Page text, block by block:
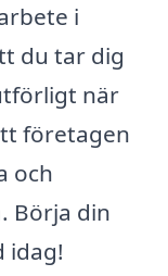
i
du tar dig
när
företagen
och
Börja din
idag!